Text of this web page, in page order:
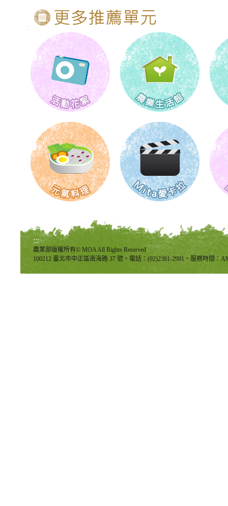
:::
農業部版權所有© MOA All Rights Reserved
100212 臺北市中正區南海路 37 號‧電話：(02)2381-2991‧服務時間：